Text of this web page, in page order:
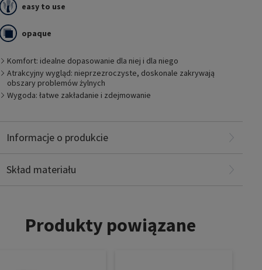
easy to use
opaque
Komfort: idealne dopasowanie dla niej i dla niego
Atrakcyjny wygląd: nieprzezroczyste, doskonale zakrywają
obszary problemów żylnych
Wygoda: łatwe zakładanie i zdejmowanie
Informacje o produkcie
Produkty Essential COMFORTABLE to odzież uciskowa pasująca
i pielęgnacji. Komfortowo miękkie, przyjemne do noszenia
i idealnie dopasowujące się do figury użytkownika.
Skład materiału
Produkty powiązane